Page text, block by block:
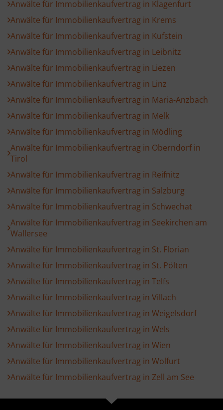
Anwälte für Immobilienkaufvertrag in Klagenfurt
Anwälte für Immobilienkaufvertrag in Krems
Anwälte für Immobilienkaufvertrag in Kufstein
Anwälte für Immobilienkaufvertrag in Leibnitz
Anwälte für Immobilienkaufvertrag in Liezen
Anwälte für Immobilienkaufvertrag in Linz
Anwälte für Immobilienkaufvertrag in Maria-Anzbach
Anwälte für Immobilienkaufvertrag in Melk
Anwälte für Immobilienkaufvertrag in Mödling
Anwälte für Immobilienkaufvertrag in Oberndorf in
Tirol
Anwälte für Immobilienkaufvertrag in Reifnitz
Anwälte für Immobilienkaufvertrag in Salzburg
Anwälte für Immobilienkaufvertrag in Schwechat
Anwälte für Immobilienkaufvertrag in Seekirchen am
Wallersee
Anwälte für Immobilienkaufvertrag in St. Florian
Anwälte für Immobilienkaufvertrag in St. Pölten
Anwälte für Immobilienkaufvertrag in Telfs
Anwälte für Immobilienkaufvertrag in Villach
Anwälte für Immobilienkaufvertrag in Weigelsdorf
Anwälte für Immobilienkaufvertrag in Wels
Anwälte für Immobilienkaufvertrag in Wien
Anwälte für Immobilienkaufvertrag in Wolfurt
Anwälte für Immobilienkaufvertrag in Zell am See